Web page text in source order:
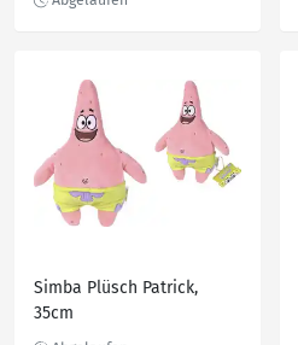
Simba Plüsch Patrick,
35cm